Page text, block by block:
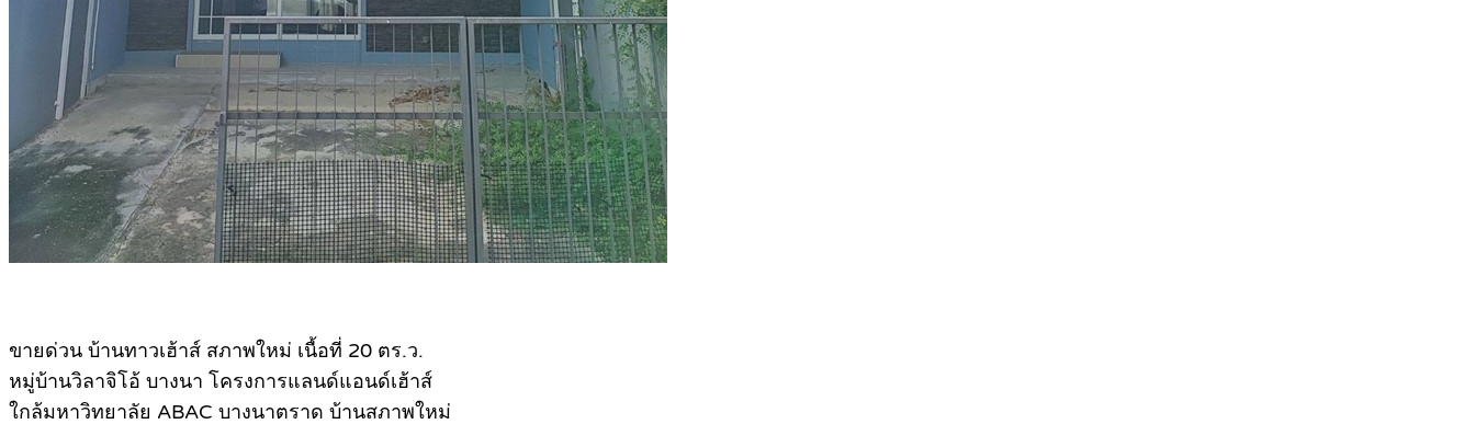
ขายด่วน บ้านทาวเฮ้าส์ สภาพใหม่ เนื้อที่ 20 ตร.ว.
หมู่บ้านวิลาจิโอ้ บางนา โครงการแลนด์แอนด์เฮ้าส์
ใกล้มหาวิทยาลัย ABAC บางนาตราด บ้านสภาพใหม่